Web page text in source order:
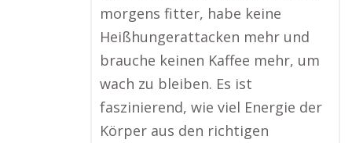
morgens fitter, habe keine
Heißhungerattacken mehr und
brauche keinen Kaffee mehr, um
wach zu bleiben. Es ist
faszinierend, wie viel Energie der
Körper aus den richtigen